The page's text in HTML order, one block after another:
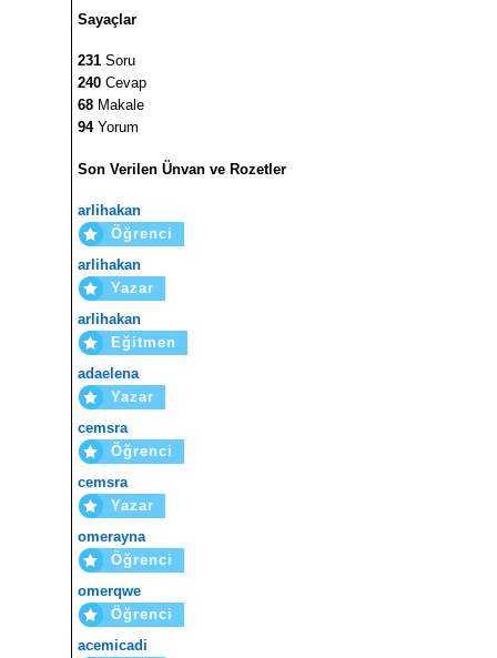
Sayaçlar
231 Soru
240 Cevap
68 Makale
94Yorum
Son Verilen Ünvan ve Rozetler
arlihakan
Öğrenci
arlihakan
Yazar
arlihakan
Eğitmen
adaelena
Yazar
cemsra
Öğrenci
cemsra
Yazar
omerayna
Öğrenci
omerqwe
Öğrenci
acemicadi